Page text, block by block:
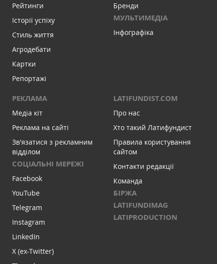
Рейтинги
Історії успіху
Стиль життя
Агродебати
Картки
Репортажі
Бренди
МУЛЬТИМЕДІА
Інфографіка
РЕКЛАМА
Медіа кіт
Реклама на сайті
Зв'язатися з рекламним
відділом
СОЦІАЛЬНІ МЕРЕЖІ
Facebook
YouTube
Telegram
Instagram
LinkedIn
X (ex-Twitter)
LATIFUNDIST.COM
Про нас
Хто такий Латифундист
Правила користування
сайтом
Контакти редакції
Команда
БІРЖА
LATIFUNDIMAG
LATIPRODUCTION